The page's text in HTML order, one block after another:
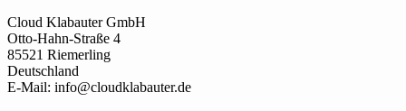
Cloud Klabauter GmbH
Otto-Hahn-Straße 4
85521 Riemerling
Deutschland
E-Mail: info@cloudklabauter.de